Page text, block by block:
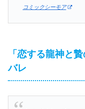
コミックシーモア
「恋する龍神と
バレ